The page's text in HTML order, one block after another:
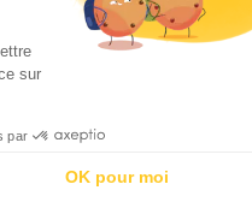
日本語